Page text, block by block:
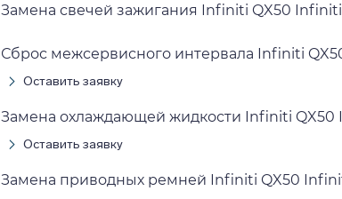
Замена свечей зажигания Infiniti QX50 Infiniti
Сброс межсервисного интервала Infiniti
Оставить заявку
Замена охлаждающей жидкости Infiniti QX50
Оставить заявку
Замена приводных ремней Infiniti QX50